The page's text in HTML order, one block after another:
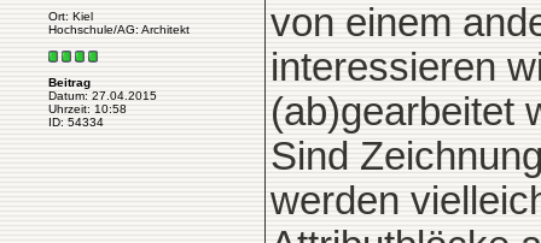
Ort: Kiel
Hochschule/AG: Architekt
Beitrag
Datum: 27.04.2015
Uhrzeit: 10:58
ID: 54334
von einem
interessieren
(ab)gearbeitet
Sind
werden